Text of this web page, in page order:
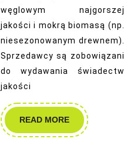
węglowym najgorszej
jakości i mokrą biomasą (np.
niesezonowanym drewnem).
Sprzedawcy są zobowiązani
do wydawania świadectw
jakości
READ MOREREAD
MORE